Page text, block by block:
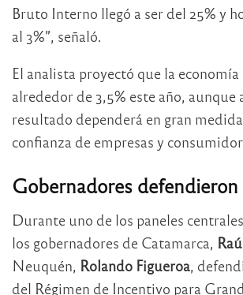
Bruto Interno llegó a ser del 25% y
al 3%”, señaló.
El analista proyectó que la
alrededor de 3,5% este año, aunque
resultado dependerá en gran
confianza de empresas y
Gobernadores
Durante uno de los paneles
los gobernadores de Catamarca,
Neuquén, Rolando Figueroa,
del Régimen de Incentivo para